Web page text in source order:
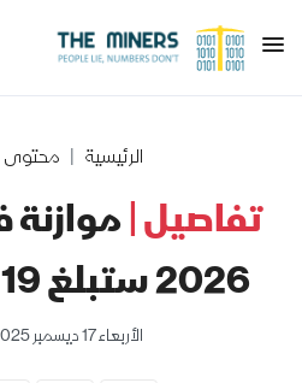
الرئيسية
تفاصيل |
2026 ستبلغ 19 مليار شيكل
الأربعاء 17 ديسمبر 2025, 10:42 ص